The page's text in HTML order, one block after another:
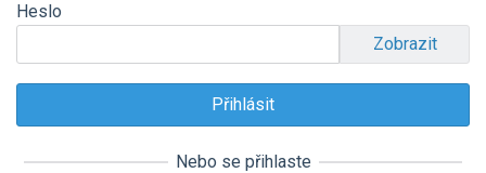
Heslo
Zobrazit
Nebo se přihlaste